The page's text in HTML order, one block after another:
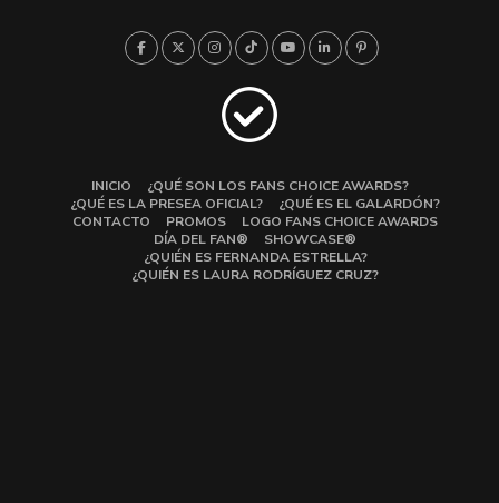
INICIO
¿QUÉ SON LOS FANS CHOICE AWARDS?
¿QUÉ ES LA PRESEA OFICIAL?
¿QUÉ ES EL GALARDÓN?
CONTACTO
PROMOS
LOGO FANS CHOICE AWARDS
DÍA DEL FAN®
SHOWCASE®
¿QUIÉN ES FERNANDA ESTRELLA?
¿QUIÉN ES LAURA RODRÍGUEZ CRUZ?